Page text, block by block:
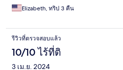
Elizabeth, ทริป 3 คืน
รีวิวที่ตรวจสอบแล้ว
10/10 ไร้ที่ติ
3 เม.ย. 2024